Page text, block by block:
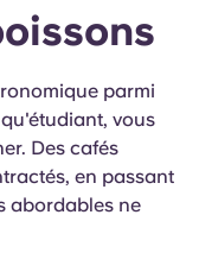
parmi
vous
Des cafés
en passant
abordables ne